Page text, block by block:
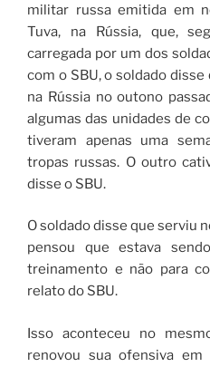
militar russa emitida em
Tuva, na Rússia, que,
carregada por um dos
com o SBU, o soldado
na Rússia no outono
algumas das unidades de
tiveram apenas uma
tropas russas. O outro
disse o SBU.
O soldado disse que serviu
pensou que estava
treinamento e não para
relato do SBU.
Isso aconteceu no
renovou sua ofensiva